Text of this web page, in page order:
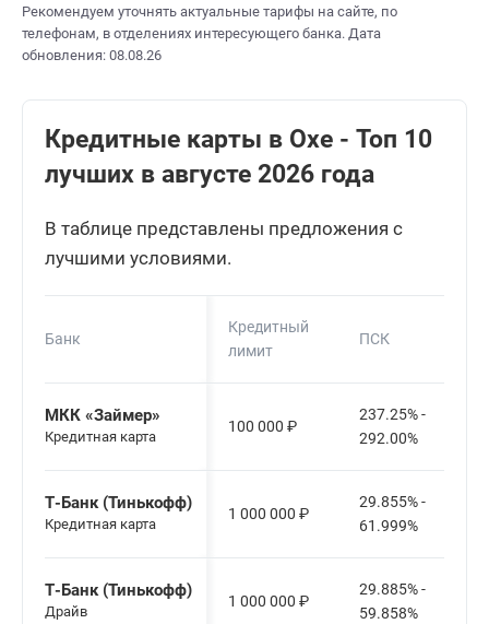
Рекомендуем уточнять актуальные тарифы на сайте, по
телефонам, в отделениях интересующего банка. Дата
обновления: 08.08.26
Кредитные карты в Охе - Топ 10
лучших в августе 2026 года
В таблице представлены предложения с
лучшими условиями.
Банк
Кредитный
лимит
ПСК
МКК «Займер»
Кредитная карта
100 000 ₽
237.25% -
292.00%
Т-Банк (Тинькофф)
Кредитная карта
1 000 000 ₽
29.855% -
61.999%
Т-Банк (Тинькофф)
Драйв
1 000 000 ₽
29.885% -
59.858%